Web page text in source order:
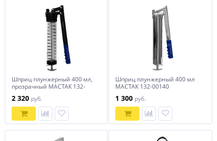
Шприц плунжерный 400 мл,
прозрачный МАСТАК 132-
2 320 руб.
Шприц плунжерный 400 мл
МАСТАК 132-00140
1 300 руб.